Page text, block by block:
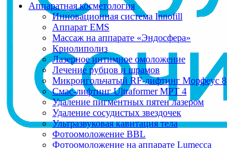
Аппаратная косметология
Инновационная система Innofill
Аппарат EMS
Массаж на аппарате «Эндосфера»
Криолиполиз
Лазерное интимное омоложение
Лечение рубцов и шрамов
Микроигольчатый RF-лифтинг Морфеус 8
Смас-лифтинг Ultraformer MPT 4
Удаление пигментных пятен лазером
Удаление сосудистых звездочек
Ультразвуковая кавитация тела
Фотоомоложение BBL
Фотоомоложение на аппарате Lumecca